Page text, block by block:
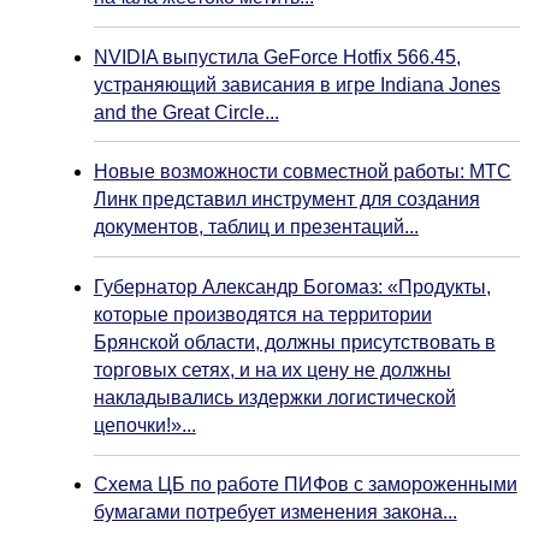
NVIDIA выпустила GeForce Hotfix 566.45,
устраняющий зависания в игре Indiana Jones
and the Great Circle...
Новые возможности совместной работы: МТС
Линк представил инструмент для создания
документов, таблиц и презентаций...
Губернатор Александр Богомаз: «Продукты,
которые производятся на территории
Брянской области, должны присутствовать в
торговых сетях, и на их цену не должны
накладывались издержки логистической
цепочки!»...
Схема ЦБ по работе ПИФов с замороженными
бумагами потребует изменения закона...